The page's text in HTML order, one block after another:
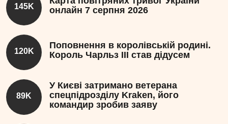
145K
онлайн 7 серпня 2026
120K
Поповнення в королівській родині.
Король Чарльз III став дідусем
89K
У Києві затримано ветерана
спецпідрозділу Kraken, його
командир зробив заяву